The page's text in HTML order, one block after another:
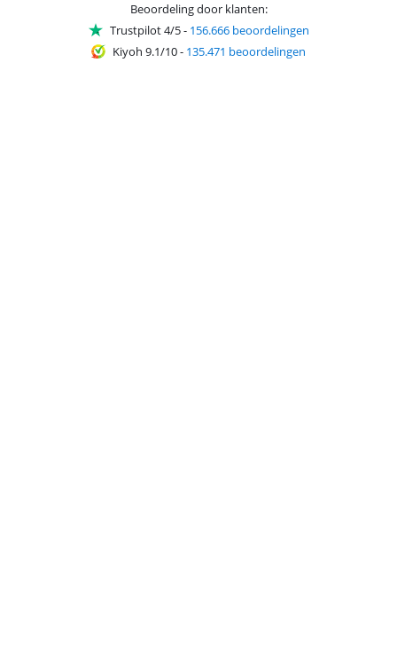
Beoordeling door klanten:
Trustpilot 4/5- 156.666 beoordelingen
Kiyoh 9.1/10- 135.471 beoordelingen